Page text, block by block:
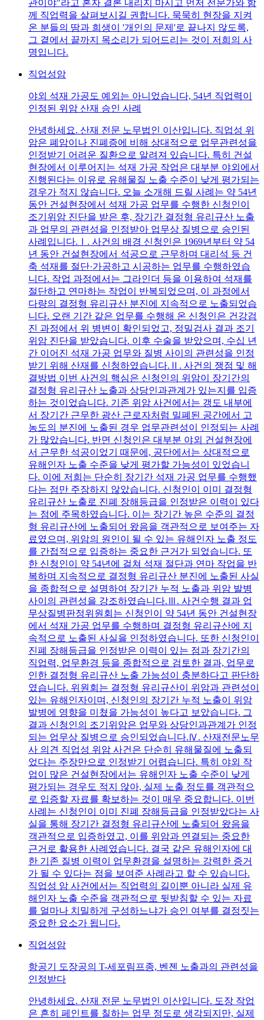
관이야"라고 혼자 결론 내리지 마시고 먼저 전문가와 함
께 직업력을 살펴보시길 권합니다. 묵묵히 현장을 지켜
온 분들의 땀과 희생이 '개인의 문제'로 끝나지 않도록,
그 곁에서 끝까지 목소리가 되어드리는 것이 저희의 사
명입니다.
직업성암
야외 석재 가공도 예외는 아니었습니다, 54년 직업력이
인정된 위암 산재 승인 사례
안녕하세요. 산재 전문 노무법인 이산입니다. 직업성 위
암은 폐암이나 진폐증에 비해 상대적으로 업무관련성을
인정받기 어려운 질환으로 알려져 있습니다. 특히 건설
현장에서 이루어지는 석재 가공 작업은 대부분 야외에서
진행된다는 이유로 유해물질 노출 수준이 낮게 평가되는
경우가 적지 않습니다. 오늘 소개해 드릴 사례는 약 54년
동안 건설현장에서 석재 가공 업무를 수행한 신청인이
조기위암 진단을 받은 후, 장기간 결정형 유리규산 노출
과 업무의 관련성을 인정받아 업무상 질병으로 승인된
사례입니다.Ⅰ. 사건의 배경 신청인은 1969년부터 약 54
년 동안 건설현장에서 석공으로 근무하며 대리석 등 건
축 석재를 절단·가공하고 시공하는 업무를 수행하였습
니다. 작업 과정에서는 그라인더 등을 이용하여 석재를
절단하고 연마하는 작업이 반복되었으며, 이 과정에서
다량의 결정형 유리규산 분진에 지속적으로 노출되었습
니다. 오랜 기간 같은 업무를 수행해 온 신청인은 건강검
진 과정에서 위 병변이 확인되었고, 정밀검사 결과 조기
위암 진단을 받았습니다. 이후 수술을 받았으며, 수십 년
간 이어진 석재 가공 업무와 질병 사이의 관련성을 인정
받기 위해 산재를 신청하였습니다.Ⅱ. 사건의 쟁점 및 해
결방법 이번 사건의 핵심은 신청인의 위암이 장기간의
결정형 유리규산 노출과 상당인과관계가 있는지를 입증
하는 것이었습니다. 기존 위암 사건에서는 갱도 내부에
서 장기간 근무한 광산 근로자처럼 밀폐된 공간에서 고
농도의 분진에 노출된 경우 업무관련성이 인정되는 사례
가 많았습니다. 반면 신청인은 대부분 야외 건설현장에
서 근무한 석공이었기 때문에, 공단에서는 상대적으로
유해인자 노출 수준을 낮게 평가할 가능성이 있었습니
다. 이에 저희는 단순히 장기간 석재 가공 업무를 수행했
다는 점만 주장하지 않았습니다. 신청인이 이미 결정형
유리규산 노출로 진폐 장해등급을 인정받은 이력이 있다
는 점에 주목하였습니다. 이는 장기간 높은 수준의 결정
형 유리규산에 노출되어 왔음을 객관적으로 보여주는 자
료였으며, 위암의 원인이 될 수 있는 유해인자 노출 정도
를 간접적으로 입증하는 중요한 근거가 되었습니다. 또
한 신청인이 약 54년에 걸쳐 석재 절단과 연마 작업을 반
복하며 지속적으로 결정형 유리규산 분진에 노출된 사실
을 종합적으로 설명하여 장기간 누적 노출과 위암 발병
사이의 관련성을 강조하였습니다.Ⅲ. 사건수행 결과 업
무상질병판정위원회는 신청인이 약 54년 동안 건설현장
에서 석재 가공 업무를 수행하며 결정형 유리규산에 지
속적으로 노출된 사실을 인정하였습니다. 또한 신청인이
진폐 장해등급을 인정받은 이력이 있는 점과 장기간의
직업력, 업무환경 등을 종합적으로 검토한 결과, 업무로
인한 결정형 유리규산 노출 가능성이 충분하다고 판단하
였습니다. 위원회는 결정형 유리규산이 위암과 관련성이
있는 유해인자이며, 신청인의 장기간 누적 노출이 위암
발병에 영향을 미쳤을 가능성이 높다고 보았습니다. 그
결과 신청인의 조기위암은 업무와 상당인과관계가 인정
되는 업무상 질병으로 승인되었습니다.Ⅳ. 산재전문노무
사 의견 직업성 위암 사건은 단순히 유해물질에 노출되
었다는 주장만으로 인정받기 어렵습니다. 특히 야외 작
업이 많은 건설현장에서는 유해인자 노출 수준이 낮게
평가되는 경우도 적지 않아, 실제 노출 정도를 객관적으
로 입증할 자료를 확보하는 것이 매우 중요합니다. 이번
사례는 신청인이 이미 진폐 장해등급을 인정받았다는 사
실을 통해 장기간 결정형 유리규산에 노출되어 왔음을
객관적으로 입증하였고, 이를 위암과 연결되는 중요한
근거로 활용한 사례였습니다. 결국 같은 유해인자에 대
한 기존 질병 이력이 업무환경을 설명하는 강력한 증거
가 될 수 있다는 점을 보여준 사례라고 할 수 있습니다.
직업성 암 사건에서는 직업력의 길이뿐 아니라 실제 유
해인자 노출 수준을 객관적으로 뒷받침할 수 있는 자료
를 얼마나 치밀하게 구성하느냐가 승인 여부를 결정짓는
중요한 요소가 됩니다.
직업성암
항공기 도장공의 T-세포림프종, 벤젠 노출과의 관련성을
인정받다
안녕하세요. 산재 전문 노무법인 이산입니다. 도장 작업
은 흔히 페인트를 칠하는 업무 정도로 생각되지만, 실제